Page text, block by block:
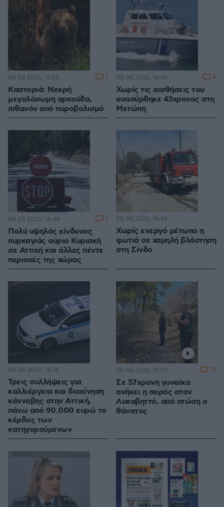
Καστοριά: Νεκρή
μεγαλόσωμη αρκούδα,
πιθανόν από πυροβολισμό
08.08.2026, 17:25 1
Χωρίς τις αισθήσεις του
ανασύρθηκε 43χρονος στη
Μετώπη
08.08.2026, 16:49 4
Πολύ υψηλός κίνδυνος
πυρκαγιάς αύριο Κυριακή
σε Αττική και άλλες πέντε
περιοχές της χώρας
08.08.2026, 16:49 1
Χωρίς ενεργό μέτωπο η
φωτιά σε χαμηλή βλάστηση
στη Σίνδο
08.08.2026, 16:34
Τρεις συλλήψεις για
καλλιέργεια και διακίνηση
κάνναβης στην Αττική,
πάνω από 90.000 ευρώ το
κέρδος των
κατηγορούμενων
08.08.2026, 16:14
Σε 57χρονη γυναίκα
ανήκει η σορός στον
Λυκαβηττό, από πτώση ο
θάνατος
08.08.2026, 15:07 77